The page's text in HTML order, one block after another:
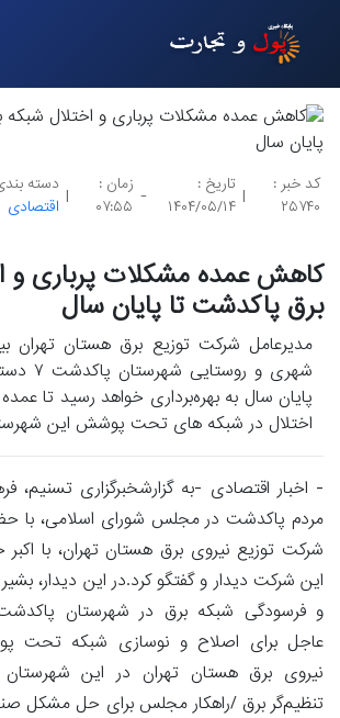
کد خبر :
۲۵۷۴۰
|
تاریخ :
۱۴۰۴/۰۵/۱۴
-
زمان :
۰۷:۵۵
|
دسته
اقتصادی
کاهش عمده مشکلات پرباری و
برق پاکدشت تا پایان سال
مدیرعامل شرکت توزیع برق هستان تهران
شهری و
پایان سال به بهره‌برداری خواهد رسید تا
اختلال در شبکه های تحت پوشش این
- اخبار اقتصادی -به گزارشخبرگزاری تسنیم،
مردم پاکدشت در مجلس شورای اسلامی، با
شرکت توزیع نیروی برق هستان تهران، با اکبر
این شرکت دیدار و گفتگو کرد.در این دیدار،
و فرسودگی شبکه برق در شهرستان
عاجل برای اصلاح و نوسازی شبکه تحت
نیروی برق هستان تهران در این شهرستان
تنظیم‌گر برق /راهکار مجلس برای حل مشکل